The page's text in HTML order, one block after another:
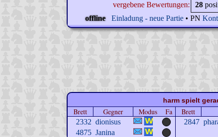
vergebene Bewertungen:
28
offline
Einladung - neue Partie • PN
harm spielt
Brett Gegner Modus Fa Brett
2332 dionisus 2847
4875 Janina